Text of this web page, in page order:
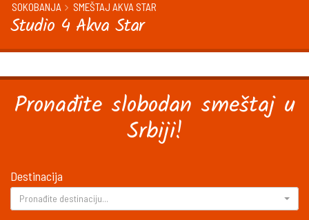
SOKOBANJA SMEŠTAJ AKVA STAR
Studio 4 Akva Star
Pronađite slobodan smeštaj u
Srbiji!
Destinacija
Pronađite destinaciju...